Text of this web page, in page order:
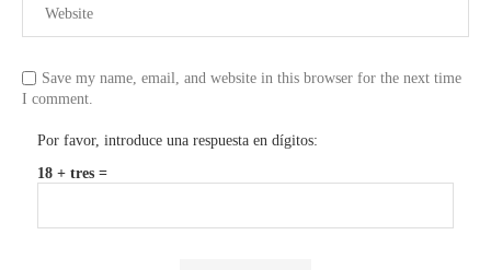
Save my name, email, and website in this browser for the next time
I comment.
Por favor, introduce una respuesta en dígitos:
18 + tres =